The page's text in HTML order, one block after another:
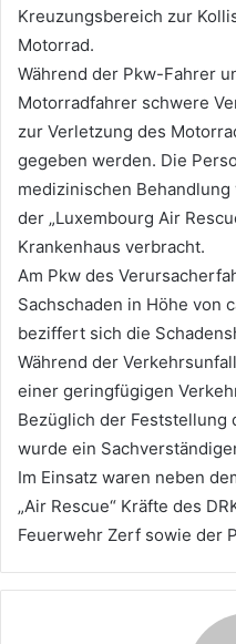
Kreuzungsbereich zur
Motorrad.
Während der Pkw-Fahrer
Motorradfahrer schwere
zur Verletzung des
gegeben werden. Die
medizinischen
der „Luxembourg Air
Krankenhaus verbracht.
Am Pkw des
Sachschaden in Höhe von
beziffert sich die
Während der
einer geringfügigen
Bezüglich der Feststellung
wurde ein
Im Einsatz waren neben
„Air Rescue“ Kräfte des
Feuerwehr Zerf sowie der